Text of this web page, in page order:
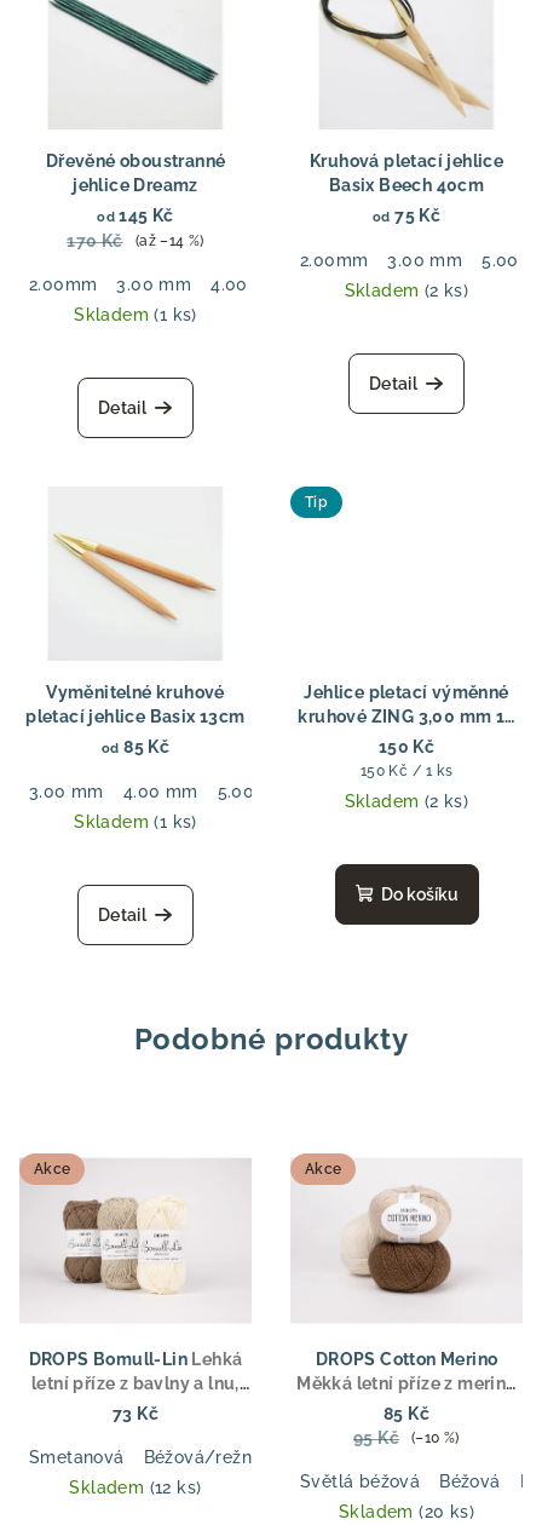
Dřevěné oboustranné
jehlice Dreamz
od 145 Kč
170 Kč
(až –14 %)
2.00mm 3.00 mm 4.00 mm 5.50 mm 6.00 mm
Skladem(1 ks)
Detail
Kruhová pletací jehlice
Basix Beech 40cm
od 75 Kč
2.00mm 3.00 mm
5.00
Skladem (2 ks)
Detail
Vyměnitelné kruhové
pletací jehlice Basix 13cm
od 85 Kč
3.00 mm 4.00 mm 5.00 mm 6.00 mm 7.00 mm
Skladem(1 ks)
Detail
Tip
Jehlice pletací výměnné
kruhové ZING 3,00 mm 13
cm
150 Kč
Měrná
cena:
150 Kč / 1 ks
Skladem (2 ks)
Do košíku
Podobné produkty
Akce
DROPS Bomull-Lin Lehká
letní příze z bavlny a lnu,
aran tloušťka, pro svetry,
73 Kč
Smetanová Béžová/režná
Skladem (12 ks)
Akce
DROPS Cotton Merino
Měkká letní příze z merino
vlny a bavlny, DK tloušťka,
ideální pro svetry, topy a
85 Kč
95 Kč
(–10 %)
Světlá béžová Béžová
Skladem(20 ks)